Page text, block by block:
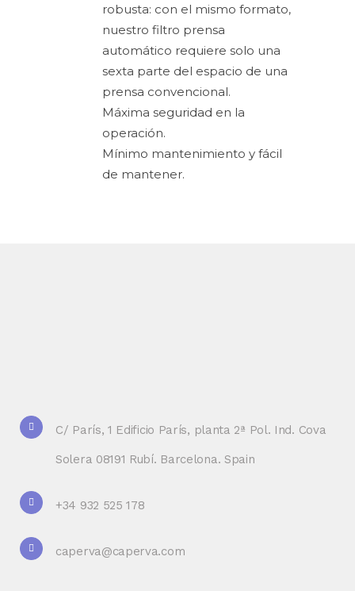
robusta: con el mismo formato,
nuestro filtro prensa
automático requiere solo una
sexta parte del espacio de una
prensa convencional.
Máxima seguridad en la
operación.
Mínimo mantenimiento y fácil
de mantener.
C/ París, 1 Edificio París, planta 2ª Pol. Ind. Cova
Solera 08191 Rubí. Barcelona. Spain
+34 932 525 178
caperva@caperva.com